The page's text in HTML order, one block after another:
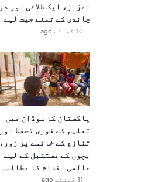
اعزاز، ایک طلائی اور دو
چاندی کے تمغے جیت لیے
10 گھنٹے ago
پاکستان کا سوڈان میں
تعلیم کے فوری تحفظ اور
تنازع کے خاتمے پر زور،
بچوں کے مستقبل کے لیے
عالمی اقدام کا مطالبہ
11 گھنٹے ago